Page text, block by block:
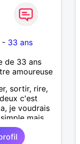
33 ans
de 33 ans
amoureuse
sortir, rire,
c'est
je voudrais
mais